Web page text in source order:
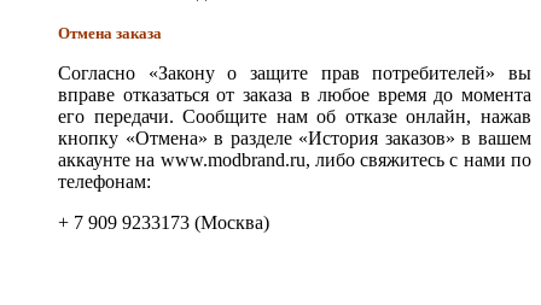
Отмена заказа
Согласно «Закону о защите прав потребителей» вы
вправе отказаться от заказа в любое время до момента
его передачи. Сообщите нам об отказе онлайн, нажав
кнопку «Отмена» в разделе «История заказов» в вашем
аккаунте на www.modbrand.ru, либо свяжитесь с нами по
телефонам:
+ 7 909 9233173 (Москва)